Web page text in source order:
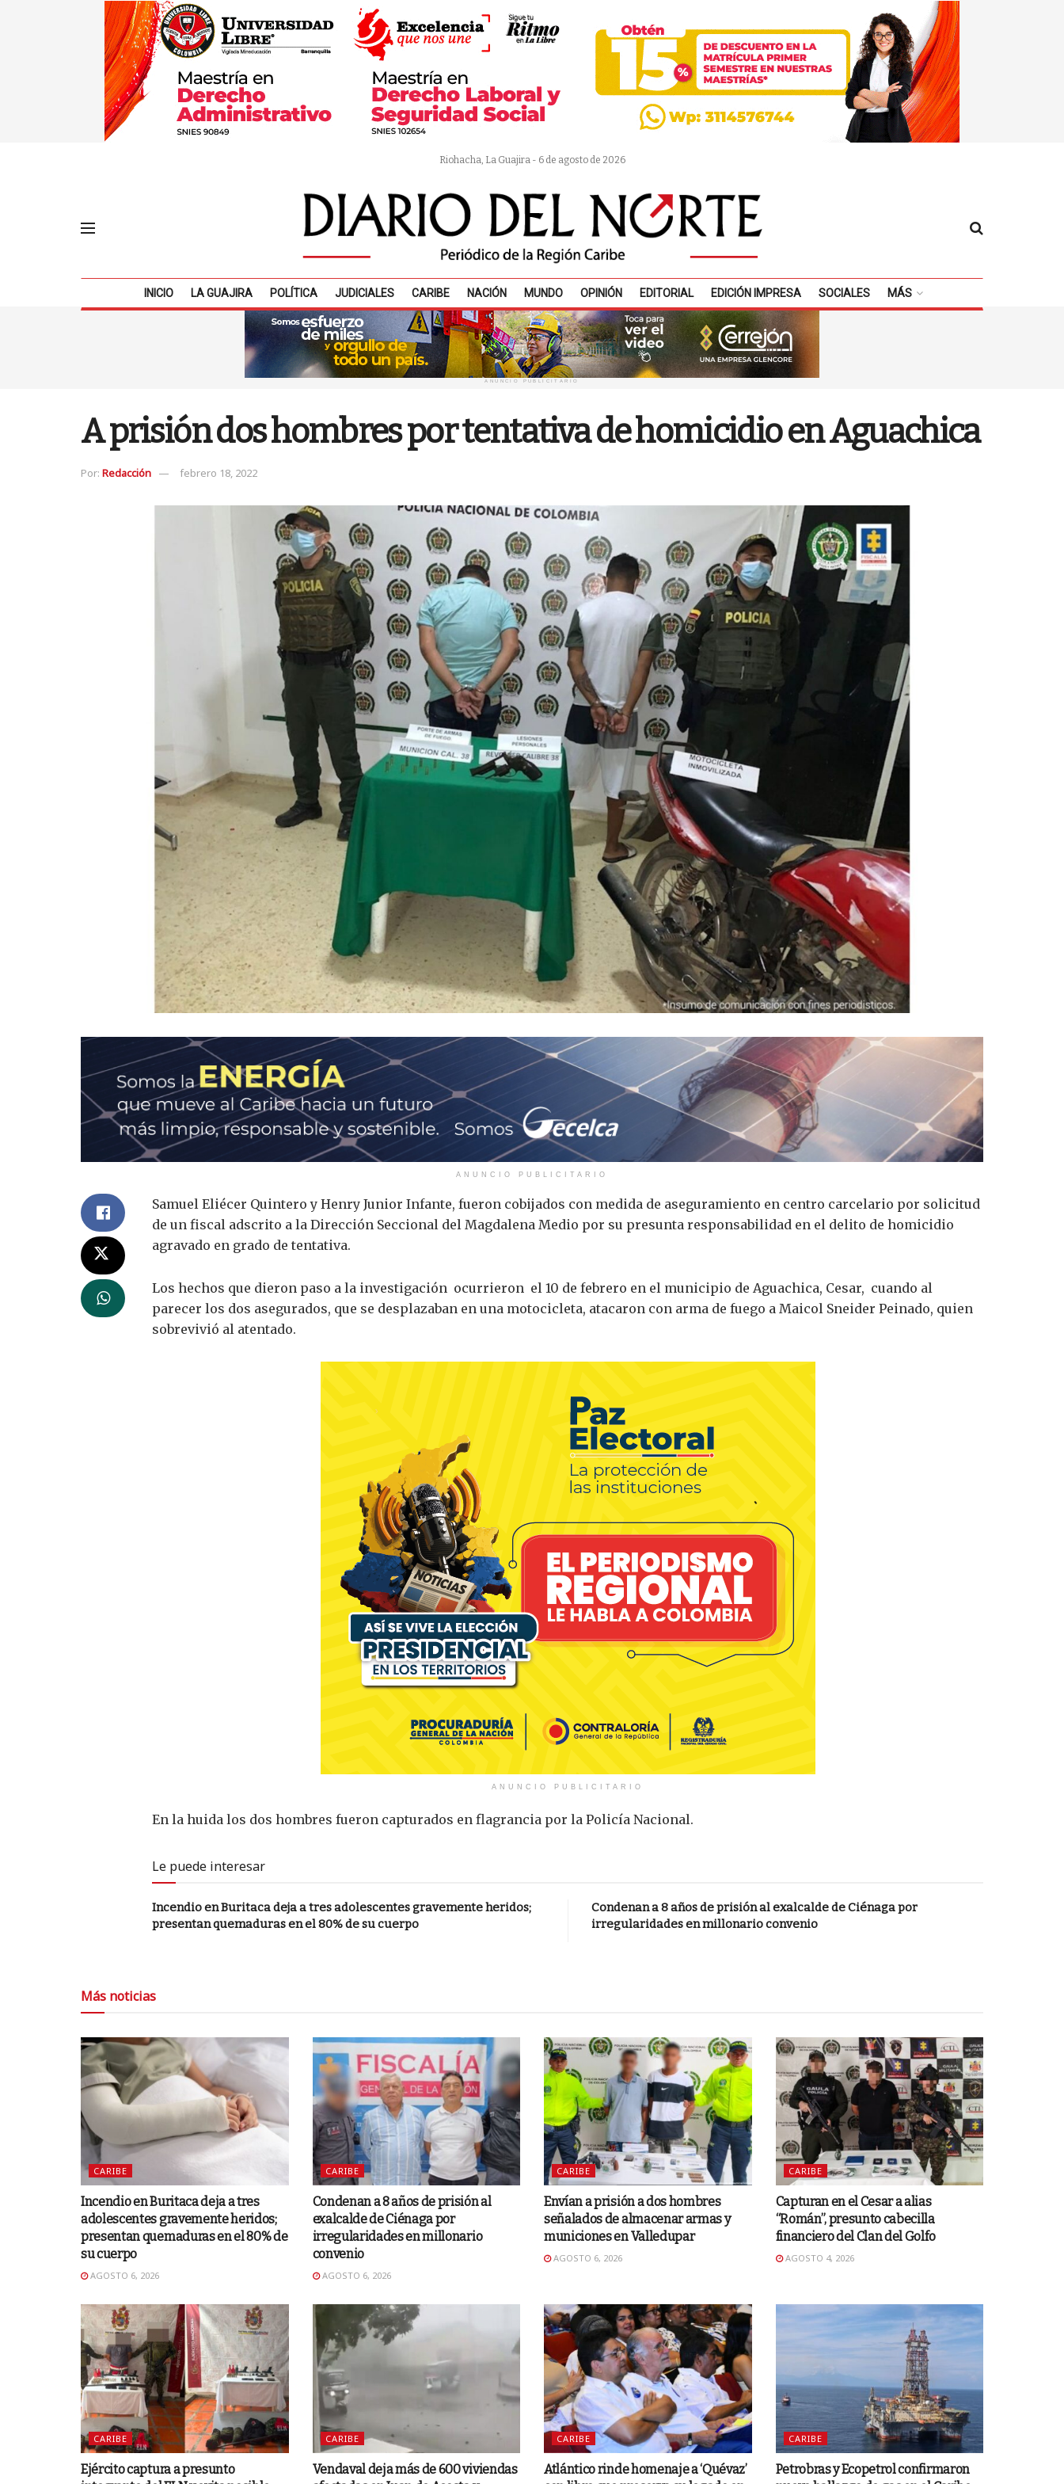
Riohacha, La Guajira - 6 de agosto de 2026
INICIO LA GUAJIRA POLÍTICA JUDICIALES CARIBE NACIÓN MUNDO OPINIÓN EDITORIAL EDICIÓN IMPRESA SOCIALES MÁS
ANUNCIO PUBLICITARIO
A prisión dos hombres por tentativa de homicidio en Aguachica
Por: Redacción febrero 18, 2022
ANUNCIO PUBLICITARIO
Samuel Eliécer Quintero y Henry Junior Infante, fueron cobijados con medida de aseguramiento en centro carcelario por solicitud
de un fiscal adscrito a la Dirección Seccional del Magdalena Medio por su presunta responsabilidad en el delito de homicidio
agravado en grado de tentativa.
Los hechos que dieron paso a la investigación ocurrieron el 10 de febrero en el municipio de Aguachica, Cesar, cuando al
parecer los dos asegurados, que se desplazaban en una motocicleta, atacaron con arma de fuego a Maicol Sneider Peinado, quien
sobrevivió al atentado.
ANUNCIO PUBLICITARIO
En la huida los dos hombres fueron capturados en flagrancia por la Policía Nacional.
Le puede interesar
Incendio en Buritaca deja a tres adolescentes gravemente heridos;
presentan quemaduras en el 80% de su cuerpo
Condenan a 8 años de prisión al exalcalde de Ciénaga por
irregularidades en millonario convenio
Más noticias
CARIBE
Incendio en Buritaca deja a tres
adolescentes gravemente heridos;
presentan quemaduras en el 80% de
su cuerpo
AGOSTO 6, 2026
CARIBE
Condenan a 8 años de prisión al
exalcalde de Ciénaga por
irregularidades en millonario
convenio
AGOSTO 6, 2026
CARIBE
Envían a prisión a dos hombres
señalados de almacenar armas y
municiones en Valledupar
AGOSTO 6, 2026
CARIBE
Capturan en el Cesar a alias
“Román”, presunto cabecilla
financiero del Clan del Golfo
AGOSTO 4, 2026
CARIBE
Ejército captura a presunto
CARIBE
Vendaval deja más de 600 viviendas
CARIBE
Atlántico rinde homenaje a ‘Quévaz’
CARIBE
Petrobras y Ecopetrol confirmaron